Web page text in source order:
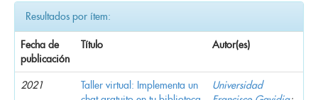
Resultados por ítem:
Fecha de
publicación
Título Autor(es)
2021
Taller virtual: Implementa un
Universidad